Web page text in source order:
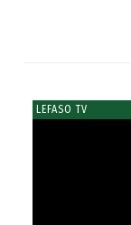
LEFASO TV